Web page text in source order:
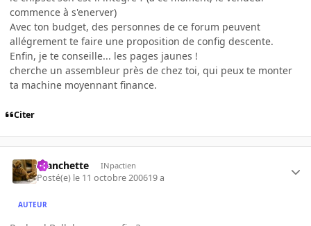
commence à s'enerver)
Avec ton budget, des personnes de ce forum peuvent
allégrement te faire une proposition de config descente.
Enfin, je te conseille... les pages jaunes !
cherche un assembleur près de chez toi, qui peux te monter
ta machine moyennant finance.
Citer
manchette INpactien
Posté(e) le 11 octobre 200619 a
AUTEUR